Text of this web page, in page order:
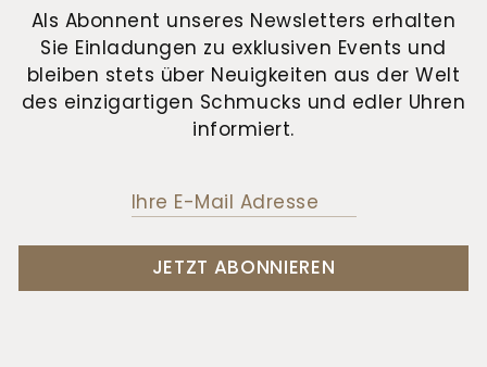
Als Abonnent unseres Newsletters erhalten
Sie Einladungen zu exklusiven Events und
bleiben stets über Neuigkeiten aus der Welt
des einzigartigen Schmucks und edler Uhren
informiert.
JETZT ABONNIEREN